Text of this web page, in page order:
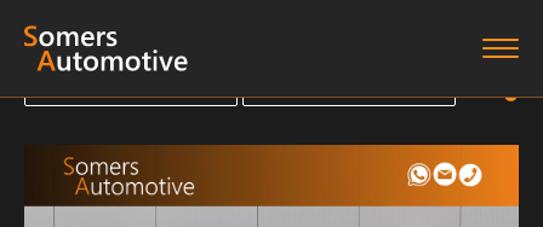
Diensten
Terug naar overzicht
Terug naar overzicht